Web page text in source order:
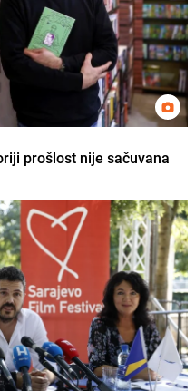
prošlost nije sačuvana